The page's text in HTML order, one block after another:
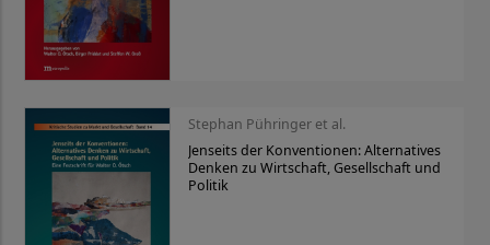
Stephan Pühringer et al.
Jenseits der Konventionen: Alternatives
Denken zu Wirtschaft, Gesellschaft und
Politik